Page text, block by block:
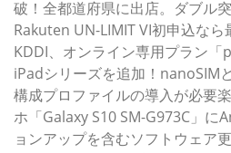
破！全都道府県に出店。ダブル
Rakuten UN-LIMIT VI初申込な
KDDI、オンライン専用プラン
iPadシリーズを追加！nanoSIM
構成プロファイルの導入が必要
ホ「Galaxy S10 SM-G973C」に
ョンアップを含むソフトウェア